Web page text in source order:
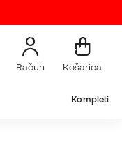
Račun Košarica
Kompleti